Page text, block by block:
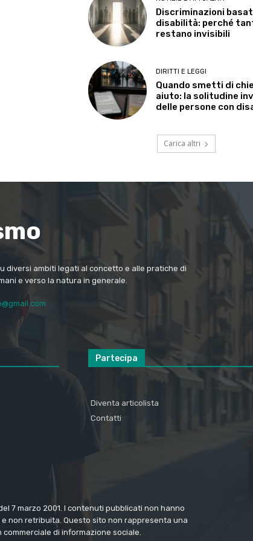
Discriminazioni
disabilità: perché
restano invisibili
DIRITTI E LEGGI
Quando smetti di
aiuto: la solitudine
delle persone con
Carica altri
diversi ambiti legati al concetto e alle pratiche di
e verso la natura in generale.
Partecipa
Diventa articolista
Contatti
7 marzo 2001. I contenuti pubblicati non hanno
non retribuita. Questo sito non rappresenta una
di informazione sociale.